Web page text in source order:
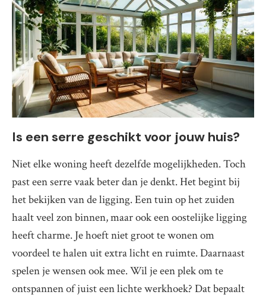
Is een serre geschikt voor jouw huis?
Niet elke woning heeft dezelfde mogelijkheden. Toch
past een serre vaak beter dan je denkt. Het begint bij
het bekijken van de ligging. Een tuin op het zuiden
haalt veel zon binnen, maar ook een oostelijke ligging
heeft charme. Je hoeft niet groot te wonen om
voordeel te halen uit extra licht en ruimte. Daarnaast
spelen je wensen ook mee. Wil je een plek om te
ontspannen of juist een lichte werkhoek? Dat bepaalt